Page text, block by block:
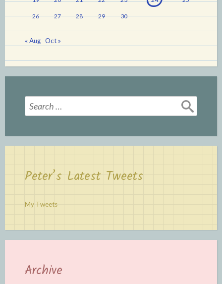
26 27 28 29 30
« Aug Oct »
Search
for:
Peter’s Latest Tweets
My Tweets
Archive